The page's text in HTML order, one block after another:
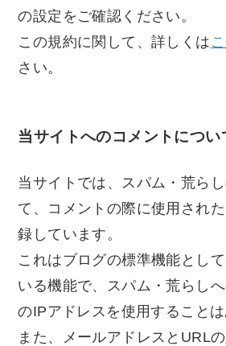
の設定をご確認ください。
この規約に関して、詳しくは
さい。
当サイトへのコメントについ
当サイトでは、スパム・荒ら
て、コメントの際に使用され
録しています。
これはブログの標準機能とし
いる機能で、スパム・荒らし
のIPアドレスを使用することは
また、メールアドレスとURL